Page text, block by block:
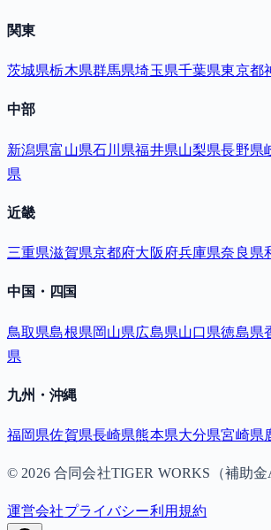
関東
茨城県栃木県群馬県埼玉県千葉県東京都
中部
新潟県富山県石川県福井県山梨県長野県
県
近畿
三重県滋賀県京都府大阪府兵庫県奈良県
中国・四国
鳥取県島根県岡山県広島県山口県徳島県
県
九州・沖縄
福岡県佐賀県長崎県熊本県大分県宮崎県
© 2026合同会社TIGER WORKS（補助金
運営会社プライバシー利用規約